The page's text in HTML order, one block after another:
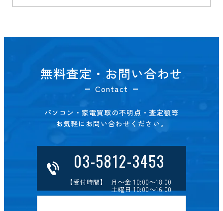
無料査定・お問い合わせ
Contact
パソコン・家電買取の不明点・査定額等
お気軽にお問い合わせください。
03-5812-3453
【受付時間】 月～金 10:00～18:00
土曜日 10:00～16:00